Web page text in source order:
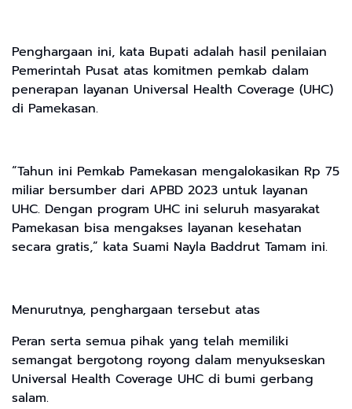
Penghargaan ini, kata Bupati adalah hasil penilaian
Pemerintah Pusat atas komitmen pemkab dalam
penerapan layanan Universal Health Coverage (UHC)
di Pamekasan.
“Tahun ini Pemkab Pamekasan mengalokasikan Rp 75
miliar bersumber dari APBD 2023 untuk layanan
UHC. Dengan program UHC ini seluruh masyarakat
Pamekasan bisa mengakses layanan kesehatan
secara gratis,” kata Suami Nayla Baddrut Tamam ini.
Menurutnya, penghargaan tersebut atas
Peran serta semua pihak yang telah memiliki
semangat bergotong royong dalam menyukseskan
Universal Health Coverage UHC di bumi gerbang
salam.